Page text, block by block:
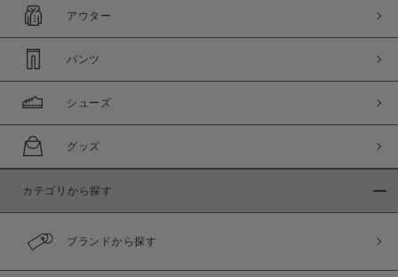
アウター
パンツ
シューズ
グッズ
カテゴリから探す
ブランドから探す